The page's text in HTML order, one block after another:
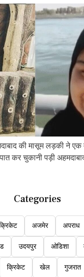
की मासूम लड़की ने एक
कर चुकानी पड़ी
Categories
अजमेर अपराध
उदयपुर ओडिशा
क्रिकेट खेल गुजरात